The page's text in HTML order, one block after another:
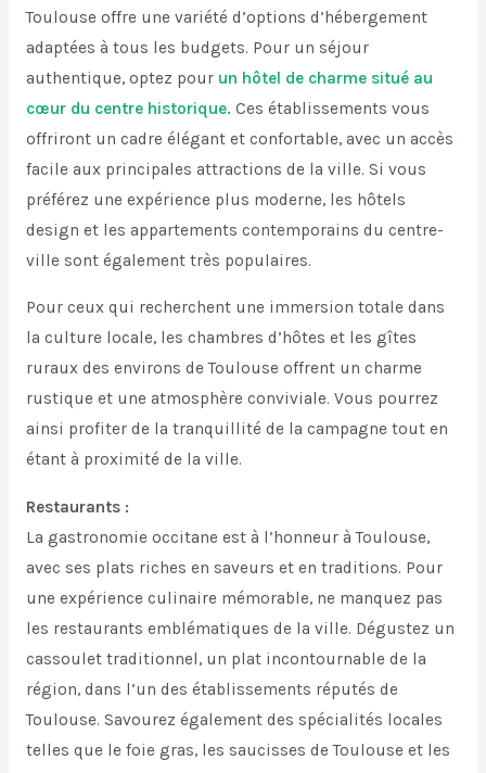
Toulouse offre une variété d’options d’hébergement
adaptées à tous les budgets. Pour un séjour
authentique, optez pour un hôtel de charme situé au
cœur du centre historique. Ces établissements vous
offriront un cadre élégant et confortable, avec un accès
facile aux principales attractions de la ville. Si vous
préférez une expérience plus moderne, les hôtels
design et les appartements contemporains du centre-
ville sont également très populaires.
Pour ceux qui recherchent une immersion totale dans
la culture locale, les chambres d’hôtes et les gîtes
ruraux des environs de Toulouse offrent un charme
rustique et une atmosphère conviviale. Vous pourrez
ainsi profiter de la tranquillité de la campagne tout en
étant à proximité de la ville.
Restaurants :
La gastronomie occitane est à l’honneur à Toulouse,
avec ses plats riches en saveurs et en traditions. Pour
une expérience culinaire mémorable, ne manquez pas
les restaurants emblématiques de la ville. Dégustez un
cassoulet traditionnel, un plat incontournable de la
région, dans l’un des établissements réputés de
Toulouse. Savourez également des spécialités locales
telles que le foie gras, les saucisses de Toulouse et les